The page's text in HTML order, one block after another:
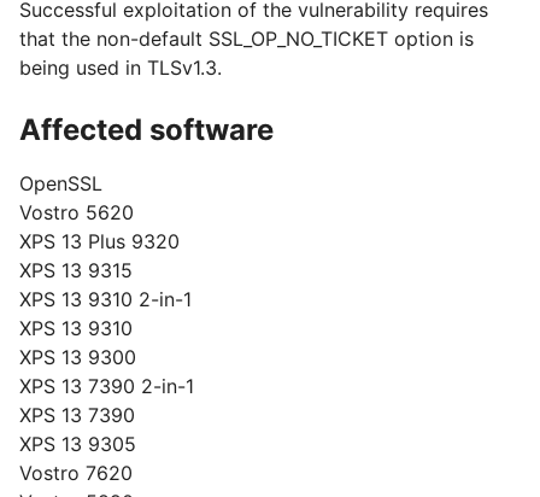
Successful exploitation of the vulnerability requires
that the non-default SSL_OP_NO_TICKET option is
being used in TLSv1.3.
Affected software
OpenSSL
Vostro 5620
XPS 13 Plus 9320
XPS 13 9315
XPS 13 9310 2-in-1
XPS 13 9310
XPS 13 9300
XPS 13 7390 2-in-1
XPS 13 7390
XPS 13 9305
Vostro 7620